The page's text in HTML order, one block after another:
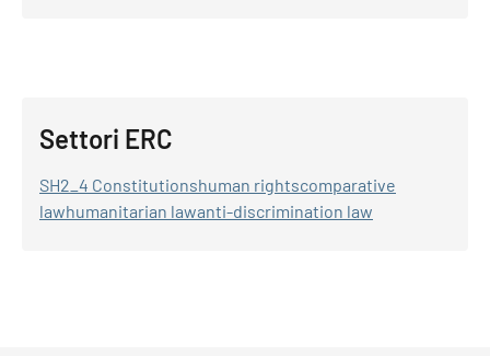
Settori ERC
SH2_4 Constitutionshuman rightscomparative
lawhumanitarian lawanti-discrimination law